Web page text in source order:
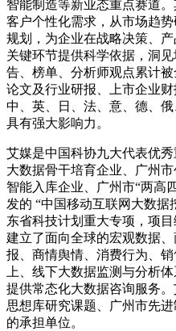
智能制造等新业态重点赛道
客户个性化需求，从市场趋
规划，为企业在战略决策、
关键环节提供科学依据，洞
告、榜单、分析师观点累计
论文及行业研报、上市企业
中、英、日、法、意、德、
具有强大影响力。
艾媒是中国科协九大代表优
大数据骨干培育企业、广州
智能入库企业、广州市“两高
发的 “中国移动互联网大数据
东省科技计划重大专项，项目
建立了面向全球的宏观数据
报、商情舆情、消费行为、
上、线下大数据监测与分析
提供常态化大数据咨询服务
思想库研究课题、广州市先
的承担单位。